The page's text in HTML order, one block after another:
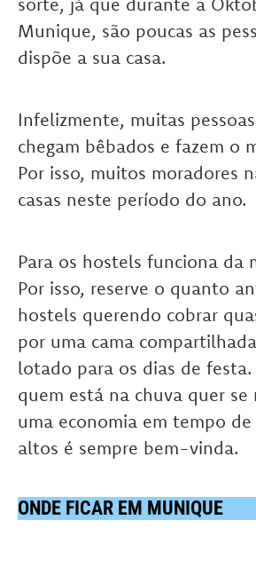
Munique, são poucas as
dispõe a sua casa.
Infelizmente, muitas
chegam bêbados e fazem o
Por isso, muitos moradores
casas neste período do ano.
Para os hostels funciona da
Por isso, reserve o quanto
hostels querendo cobrar
por uma cama
lotado para os dias de festa.
quem está na chuva quer se
uma economia em tempo
altos é sempre bem-vinda.
ONDE FICAR EM MUNIQUE